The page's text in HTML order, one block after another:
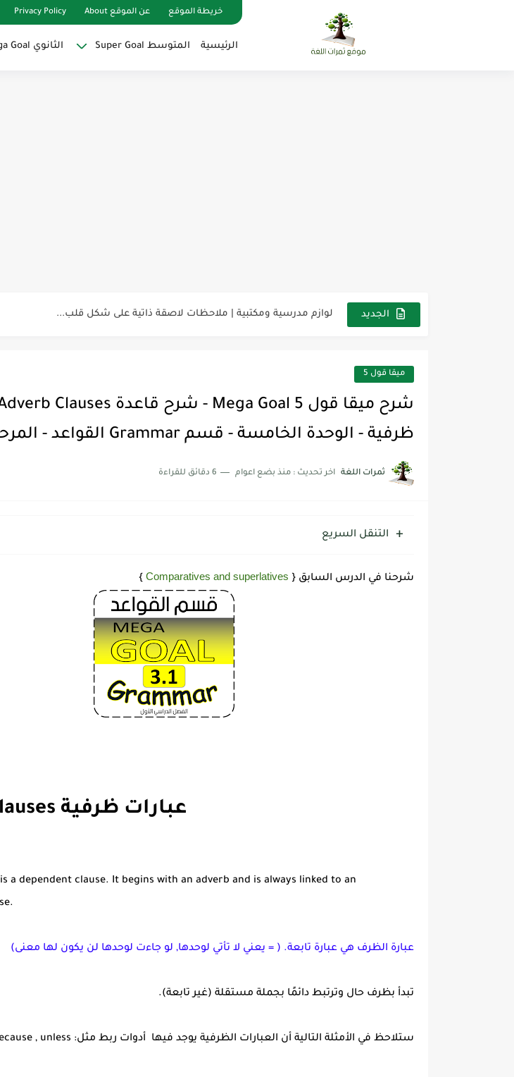
خريطة الموقع عن الموقع About Privacy Policy
الرئيسية المتوسط Super Goal الثانوي Mega Goal
الجديد لوازم مدرسية ومكتبية | ملاحظات لاصقة ذاتية على شكل قلب...
أفضل أكواد خصم تفيدك عند التسوق Discount Codes That Help...
أهمية تعلم قواعد اللغة الإنجليزية | مكونات الجملة في اللغة...
ميقا قول 5
ظرفية - الوحدة الخامسة - قسم Grammar القواعد - المرحلة الثانوية
ثمرات اللغة اخر تحديث : منذ بضع اعوام 6 دقائق للقراءة
التنقل السريع
شرحنا في الدرس السابق { Comparatives and superlatives
}
a dependent clause. It begins with an adverb and is always linked to an
عبارة الظرف هي عبارة تابعة. ( = يعني لا تأتي لوحدها, لو جاءت لوحدها لن يكون لها معنى)
تبدأ بظرف حال وترتبط دائمًا بجملة مستقلة (غير تابعة).
ستلاحظ في الأمثلة التالية أن العبارات الظرفية يوجد فيها أدوات ربط مثل: because , unless